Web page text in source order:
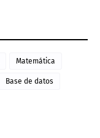
Matemática
Base de datos